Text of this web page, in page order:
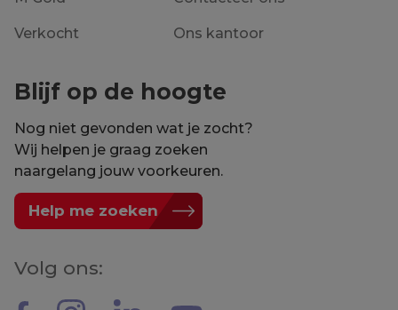
Verkocht Ons kantoor
Blijf op de hoogte
Nog niet gevonden wat je zocht?
Wij helpen je graag zoeken
naargelang jouw voorkeuren.
Help me zoeken
Volg ons: